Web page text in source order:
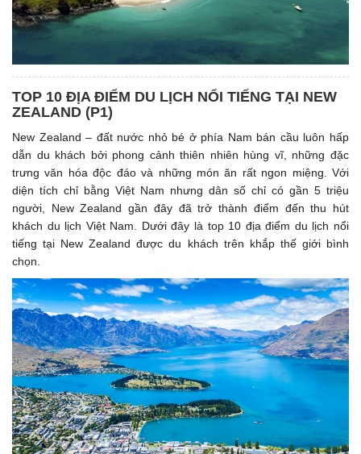
TOP 10 ĐỊA ĐIỂM DU LỊCH NỔI TIẾNG TẠI NEW
ZEALAND (P1)
New Zealand – đất nước nhỏ bé ở phía Nam bán cầu luôn hấp
dẫn du khách bởi phong cảnh thiên nhiên hùng vĩ, những đặc
trưng văn hóa độc đáo và những món ăn rất ngon miệng. Với
diện tích chỉ bằng Việt Nam nhưng dân số chỉ có gần 5 triệu
người, New Zealand gần đây đã trở thành điểm đến thu hút
khách du lịch Việt Nam. Dưới đây là top 10 địa điểm du lịch nổi
tiếng tại New Zealand được du khách trên khắp thế giới bình
chọn.